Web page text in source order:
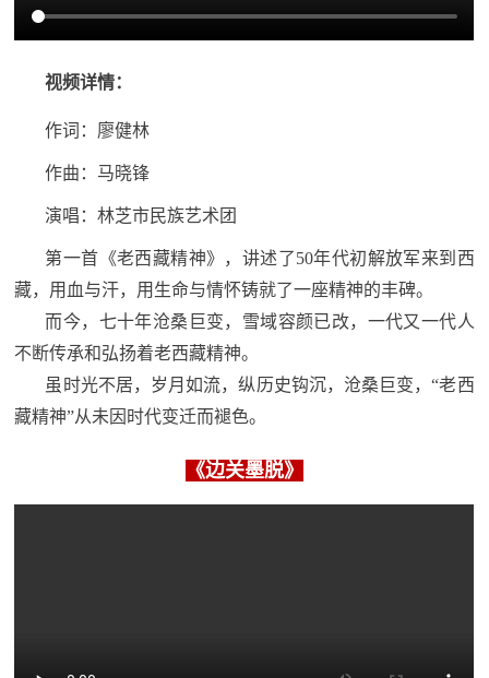
防
防
智
模
范
英
雄
模
范
役
视频详情：
作词：廖健林
作曲：马晓锋
演唱：林芝市民族艺术团
第一首《老西藏精神》，讲述了50年代初解放军来到西
藏，用血与汗，用生命与情怀铸就了一座精神的丰碑。
而今，七十年沧桑巨变，雪域容颜已改，一代又一代人
不断传承和弘扬着老西藏精神。
虽时光不居，岁月如流，纵历史钩沉，沧桑巨变，“老西
藏精神”从未因时代变迁而褪色。
《边关墨脱》